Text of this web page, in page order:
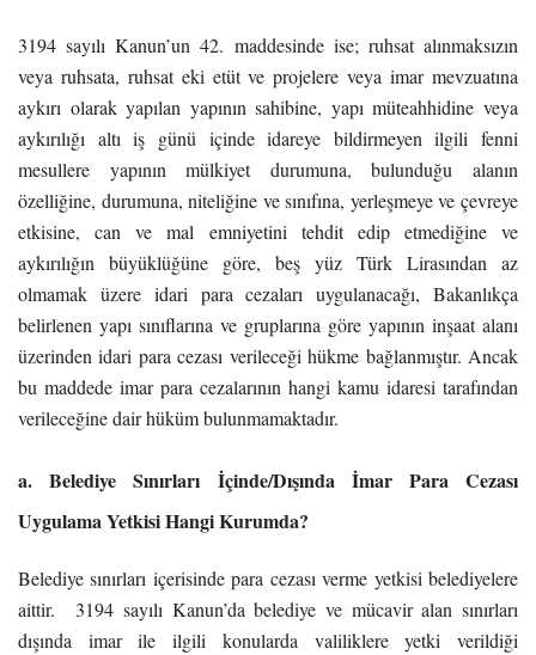
3194 sayılı Kanun’un 42. maddesinde ise; ruhsat alınmaksızın
veya ruhsata, ruhsat eki etüt ve projelere veya imar mevzuatına
aykırı olarak yapılan yapının sahibine, yapı müteahhidine veya
aykırılığı altı iş günü içinde idareye bildirmeyen ilgili fenni
mesullere yapının mülkiyet durumuna, bulunduğu alanın
özelliğine, durumuna, niteliğine ve sınıfına, yerleşmeye ve çevreye
etkisine, can ve mal emniyetini tehdit edip etmediğine ve
aykırılığın büyüklüğüne göre, beş yüz Türk Lirasından az
olmamak üzere idari para cezaları uygulanacağı, Bakanlıkça
belirlenen yapı sınıflarına ve gruplarına göre yapının inşaat alanı
üzerinden idari para cezası verileceği hükme bağlanmıştır. Ancak
bu maddede imar para cezalarının hangi kamu idaresi tarafından
verileceğine dair hüküm bulunmamaktadır.
a. Belediye Sınırları İçinde/Dışında İmar Para Cezası
Uygulama Yetkisi Hangi Kurumda?
Belediye sınırları içerisinde para cezası verme yetkisi belediyelere
aittir. 3194 sayılı Kanun’da belediye ve mücavir alan sınırları
dışında imar ile ilgili konularda valiliklere yetki verildiği